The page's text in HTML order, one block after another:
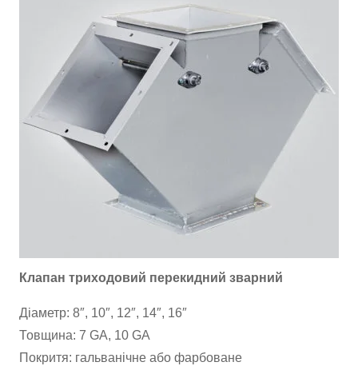
Клапан триходовий перекидний зварний
Діаметр: 8″, 10″, 12″, 14″, 16″
Товщина: 7 GA, 10 GA
Покритя: гальванічне або фарбоване